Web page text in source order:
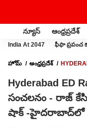
న్యూస్ ఆంధ్రప్రదేశ్
India At 2047 ఫీఫా ప్రపంచ
హోమ్ ఆంధ్రప్రదేశ్
Hyderabad ED
సంచలనం - రాజ్
షాక్ -హైదరాబాద్‌లో